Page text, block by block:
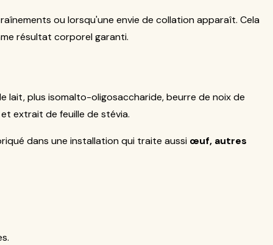
ou lorsqu'une envie de collation apparaît. Cela
résultat corporel garanti.
lait, plus isomalto-oligosaccharide, beurre de noix de
extrait de feuille de stévia.
dans une installation qui traite aussi œuf, autres